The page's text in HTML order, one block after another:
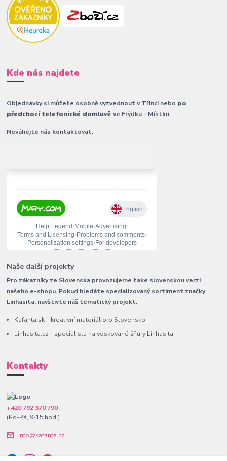
Kde nás najdete
Objednávky si můžete osobně vyzvednout v Třinci nebo po
předchozí telefonické domluvěve Frýdku - Místku.
Neváhejte nás kontaktovat.
Naše další projekty
Pro zákazníky ze Slovenska provozujeme také slovenskou verzi
našeho e-shopu. Pokud hledáte specializovaný sortiment značky
Linhasita, navštivte náš tematický projekt.
Kafanta.sk – kreativní materiál pro Slovensko
Linhasita.cz – specialista na voskované šňůry Linhasita
Kontakty
+420 792 370 790
(Po-Pá, 9-15 hod.)
info@kafanta.cz